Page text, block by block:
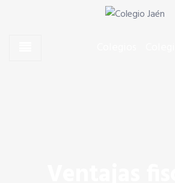
Colegio Jaén
Agentes Comerciales de